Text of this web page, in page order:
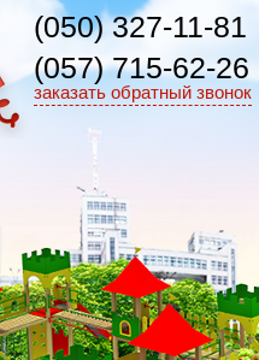
(050) 327-11-81
(057) 715-62-26
заказать обратный звонок